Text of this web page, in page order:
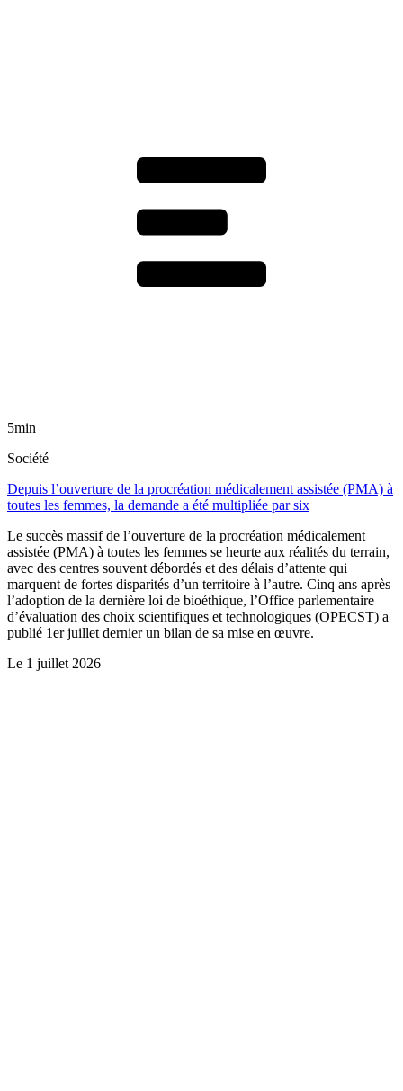
5min
Société
Depuis l’ouverture de la procréation médicalement assistée (PMA) à
toutes les femmes, la demande a été multipliée par six
Le succès massif de l’ouverture de la procréation médicalement
assistée (PMA) à toutes les femmes se heurte aux réalités du terrain,
avec des centres souvent débordés et des délais d’attente qui
marquent de fortes disparités d’un territoire à l’autre. Cinq ans après
l’adoption de la dernière loi de bioéthique, l’Office parlementaire
d’évaluation des choix scientifiques et technologiques (OPECST) a
publié 1er juillet dernier un bilan de sa mise en œuvre.
Le 1 juillet 2026